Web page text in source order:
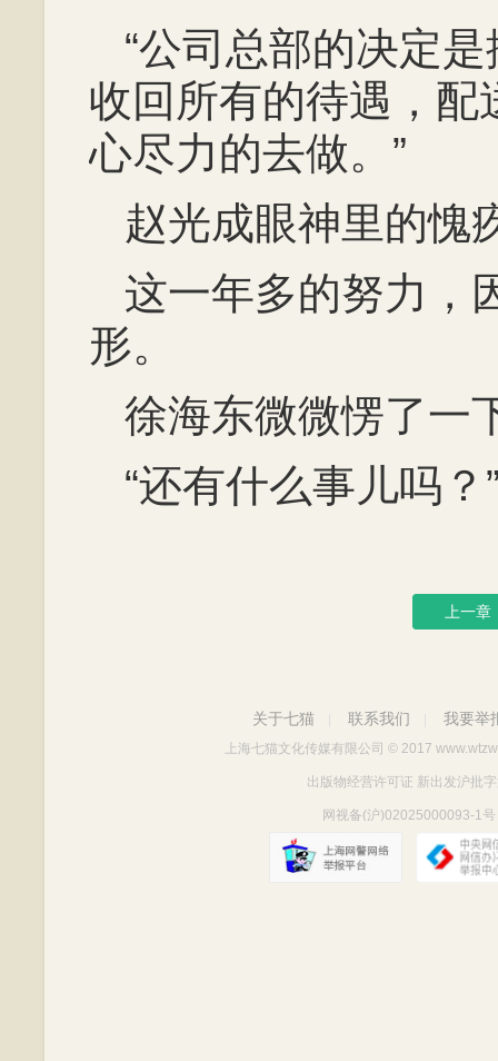
“公司总部的决定
收回所有的待遇，配
心尽力的去做。”
赵光成眼神里的愧
这一年多的努力，
形。
徐海东微微愣了一
“还有什么事儿吗？
上一章
关于七猫 联系我们 我要举
上海七猫文化传媒有限公司 © 2017
出版物经营许可证 新出发沪批
网视备(沪)02025000093-1